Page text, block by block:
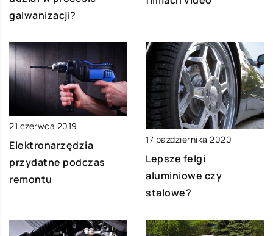
galwanizacji?
21 czerwca 2019
Elektronarzędzia
przydatne podczas
remontu
17 października 2020
Lepsze felgi
aluminiowe czy
stalowe?